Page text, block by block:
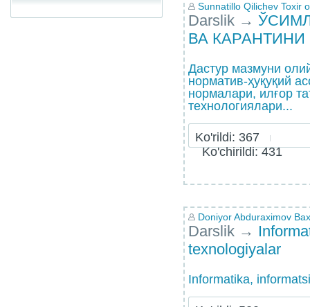
Sunnatillo Qilichev Toxir
Darslik →
ВА КАРАНТИНИ
Дастур мазмуни
норматив-ҳуқуқий
нормалари, илғор
технологиялари...
Ko'rildi: 367
Ko'chirildi: 431
Doniyor Abduraximov
Darslik →
texnologiyalar
Informatika,